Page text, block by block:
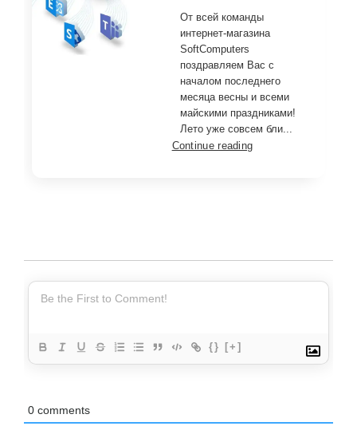
От всей команды
интернет-магазина
SoftComputers
поздравляем Вас с
началом последнего
месяца весны и всеми
майскими праздниками!
Лето уже совсем бли...
Continue reading
{} [+]
0 comments